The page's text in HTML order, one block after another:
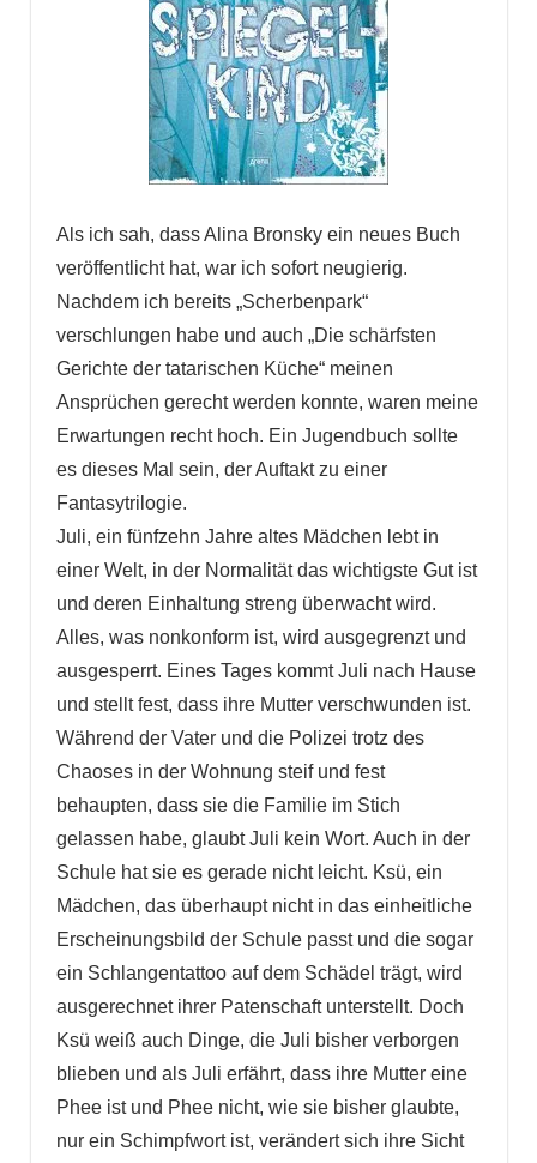
Als ich sah, dass Alina Bronsky ein neues Buch
veröffentlicht hat, war ich sofort neugierig.
Nachdem ich bereits „Scherbenpark“
verschlungen habe und auch „Die schärfsten
Gerichte der tatarischen Küche“ meinen
Ansprüchen gerecht werden konnte, waren meine
Erwartungen recht hoch. Ein Jugendbuch sollte
es dieses Mal sein, der Auftakt zu einer
Fantasytrilogie.
Juli, ein fünfzehn Jahre altes Mädchen lebt in
einer Welt, in der Normalität das wichtigste Gut ist
und deren Einhaltung streng überwacht wird.
Alles, was nonkonform ist, wird ausgegrenzt und
ausgesperrt. Eines Tages kommt Juli nach Hause
und stellt fest, dass ihre Mutter verschwunden ist.
Während der Vater und die Polizei trotz des
Chaoses in der Wohnung steif und fest
behaupten, dass sie die Familie im Stich
gelassen habe, glaubt Juli kein Wort. Auch in der
Schule hat sie es gerade nicht leicht. Ksü, ein
Mädchen, das überhaupt nicht in das einheitliche
Erscheinungsbild der Schule passt und die sogar
ein Schlangentattoo auf dem Schädel trägt, wird
ausgerechnet ihrer Patenschaft unterstellt. Doch
Ksü weiß auch Dinge, die Juli bisher verborgen
blieben und als Juli erfährt, dass ihre Mutter eine
Phee ist und Phee nicht, wie sie bisher glaubte,
nur ein Schimpfwort ist, verändert sich ihre Sicht